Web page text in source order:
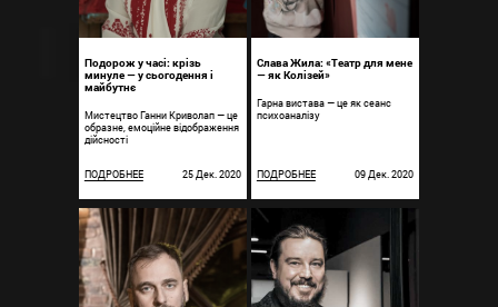
Подорож у часі: крізь
минуле — у сьогодення і
майбутнє
Мистецтво Ганни Криволап — це
образне, емоційне відображення
дійсності
ПОДРОБНЕЕ 25 Дек. 2020
Слава Жила: «Театр для мене
— як Колізей»
Гарна вистава — це як сеанс
психоаналізу
ПОДРОБНЕЕ 09 Дек. 2020